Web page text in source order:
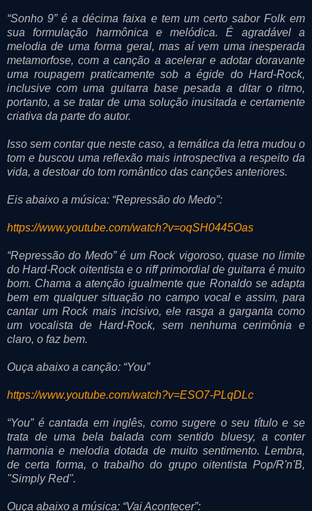
“Sonho 9” é a décima faixa e tem um certo sabor Folk em
sua formulação harmônica e melódica. É agradável a
melodia de uma forma geral, mas aí vem uma inesperada
metamorfose, com a canção a acelerar e adotar doravante
uma roupagem praticamente sob a égide do Hard-Rock,
inclusive com uma guitarra base pesada a ditar o ritmo,
portanto, a se tratar de uma solução inusitada e certamente
criativa da parte do autor.
Isso sem contar que neste caso, a temática da letra mudou o
tom e buscou uma reflexão mais introspectiva a respeito da
vida, a destoar do tom romântico das canções anteriores.
Eis abaixo a música: “Repressão do Medo”:
https://www.youtube.com/watch?v=oqSH0445Oas
“Repressão do Medo” é um Rock vigoroso, quase no limite
do Hard-Rock oitentista e o riff primordial de guitarra é muito
bom. Chama a atenção igualmente que Ronaldo se adapta
bem em qualquer situação no campo vocal e assim, para
cantar um Rock mais incisivo, ele rasga a garganta como
um vocalista de Hard-Rock, sem nenhuma cerimônia e
claro, o faz bem.
Ouça abaixo a canção: “You”
https://www.youtube.com/watch?v=ESO7-PLqDLc
“You” é cantada em inglês, como sugere o seu título e se
trata de uma bela balada com sentido bluesy, a conter
harmonia e melodia dotada de muito sentimento. Lembra,
de certa forma, o trabalho do grupo oitentista Pop/R'n'B,
"Simply Red".
Ouça abaixo a música: “Vai Acontecer”: